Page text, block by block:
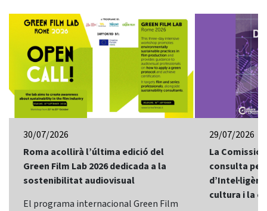
30/07/2026
Roma acollirà l’última edició del
Green Film Lab 2026 dedicada a la
sostenibilitat audiovisual
El programa internacional Green Film
29/07/2026
La Comissió
consulta
cultura i la